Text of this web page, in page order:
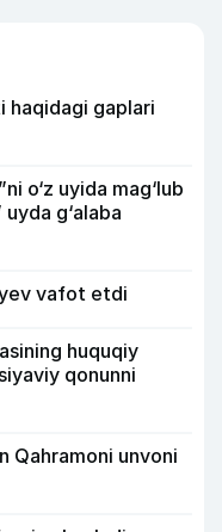
haqidagi gaplari
o‘z uyida mag‘lub
g‘alaba
vafot etdi
huquqiy
qonunni
Qahramoni unvoni